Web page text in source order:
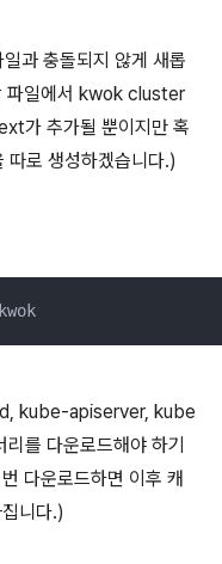
과 충돌되지 않게 새롭
파일에서 kwok cluster
가 추가될 뿐이지만 혹
로 생성하겠습니다.)
kube-apiserver, kube
를 다운로드해야 하기
다운로드하면 이후 캐
니다.)